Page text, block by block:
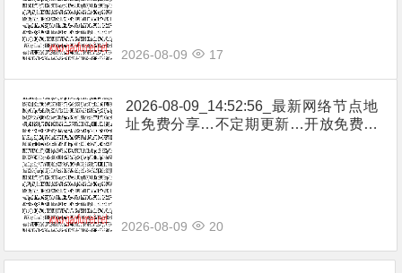
2026-08-09 17
2026-08-09_14:52:56_最新网络节点地
址免费分享…不定期更新…开放免费分
2026-08-09 20